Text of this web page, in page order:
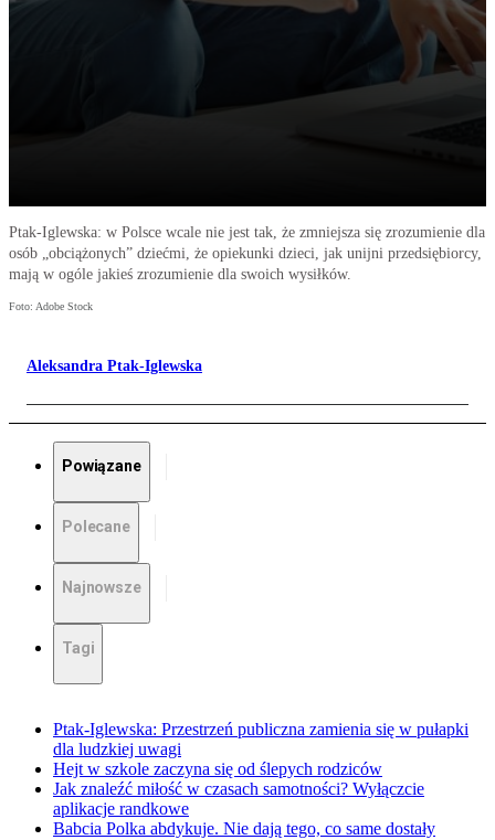
Ptak-Iglewska: w Polsce wcale nie jest tak, że zmniejsza się zrozumienie dla
osób „obciążonych” dziećmi, że opiekunki dzieci, jak unijni przedsiębiorcy,
mają w ogóle jakieś zrozumienie dla swoich wysiłków.
Foto: Adobe Stock
Aleksandra Ptak-Iglewska
Powiązane
Polecane
Najnowsze
Tagi
Ptak-Iglewska: Przestrzeń publiczna zamienia się w pułapki
dla ludzkiej uwagi
Hejt w szkole zaczyna się od ślepych rodziców
Jak znaleźć miłość w czasach samotności? Wyłączcie
aplikacje randkowe
Babcia Polka abdykuje. Nie dają tego, co same dostały